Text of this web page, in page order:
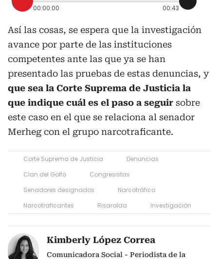
00:00:00 00:43
Así las cosas, se espera que la investigación
avance por parte de las instituciones
competentes ante las que ya se han
presentado las pruebas de estas denuncias, y
que sea la Corte Suprema de Justicia la
que indique cuál es el paso a seguir sobre
este caso en el que se relaciona al senador
Merheg con el grupo narcotraficante.
Corte Suprema de Justicia
Denuncias
Clan del Golfo
Congresistas
Senadores designados
Narcotráfico
Narcotraficantes
Risaralda Investigación
Kimberly López Correa
Comunicadora Social - Periodista de la